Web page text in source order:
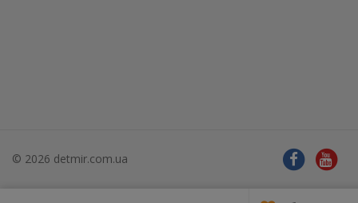
© 2026 detmir.com.ua